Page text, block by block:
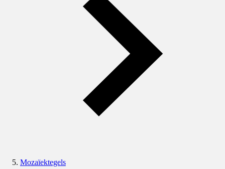
Mozaïektegels